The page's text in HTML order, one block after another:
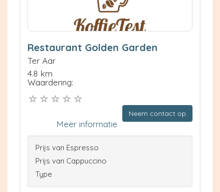
Restaurant Golden Garden
Ter Aar
4.8 km
Waardering:
Neem contact op
Meer informatie
Prijs van Espresso
Prijs van Cappuccino
Type